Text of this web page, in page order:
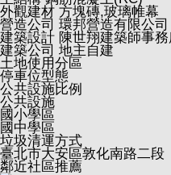
外觀建材 方塊磚,玻璃帷幕
營造公司 環邦營造有限公司
建築設計 陳世翔建築師事
建築公司 地主自建
土地使用分區
停車位型態
公共設施比例
公共設施
國小學區
國中學區
垃圾清運方式
臺北市大安區敦化南路二段
鄰近社區推薦